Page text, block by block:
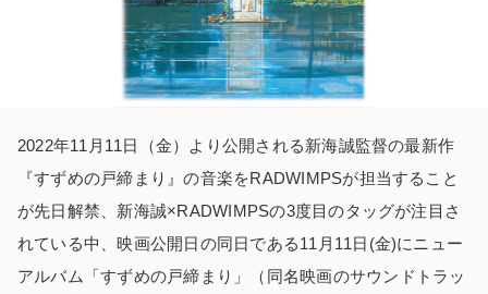
2022年11月11日（金）より公開される新海誠監督の最新作
『すずめの戸締まり』の音楽をRADWIMPSが担当すること
が先日解禁、新海誠×RADWIMPSの3度目のタッグが注目さ
れている中、映画公開日の同日である11月11日(金)にニュー
アルバム「すずめの戸締まり」（同名映画のサウンドトラッ